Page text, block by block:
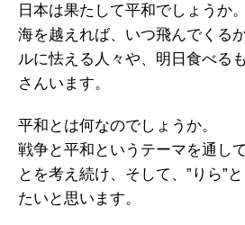
日本は果たして平和でしょうか。
海を越えれば、いつ飛んでくる
ルに怯える人々や、明日食べる
さんいます。
平和とは何なのでしょうか。
戦争と平和というテーマを通し
とを考え続け、そして、”りら”
たいと思います。